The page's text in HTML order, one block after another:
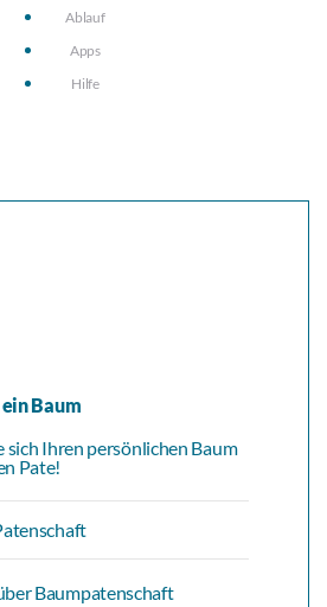
Ablauf
Apps
Hilfe
Baum
sich Ihren persönlichen Baum
Pate!
Baumpatenschaft